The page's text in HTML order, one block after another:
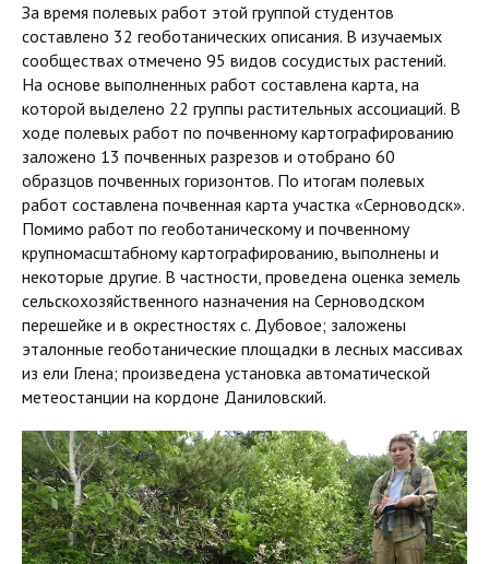
За время полевых работ этой группой студентов
составлено 32 геоботанических описания. В изучаемых
сообществах отмечено 95 видов сосудистых растений.
На основе выполненных работ составлена карта, на
которой выделено 22 группы растительных ассоциаций. В
ходе полевых работ по почвенному картографированию
заложено 13 почвенных разрезов и отобрано 60
образцов почвенных горизонтов. По итогам полевых
работ составлена почвенная карта участка «Серноводск».
Помимо работ по геоботаническому и почвенному
крупномасштабному картографированию, выполнены и
некоторые другие. В частности, проведена оценка земель
сельскохозяйственного назначения на Серноводском
перешейке и в окрестностях с. Дубовое; заложены
эталонные геоботанические площадки в лесных массивах
из ели Глена; произведена установка автоматической
метеостанции на кордоне Даниловский.